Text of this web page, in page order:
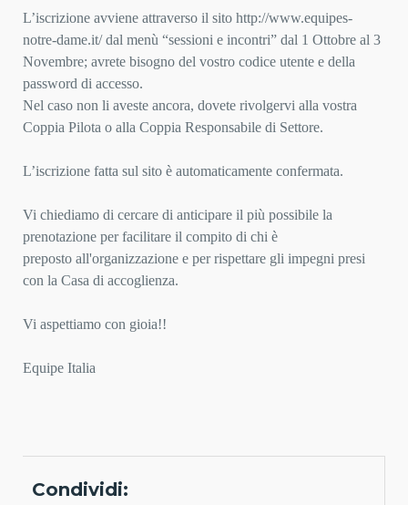
Condividi:
L’iscrizione avviene attraverso il sito http://www.equipes-
notre-dame.it/ dal menù “sessioni e incontri” dal 1 Ottobre al 3
Novembre; avrete bisogno del vostro codice utente e della
password di accesso.
Nel caso non li aveste ancora, dovete rivolgervi alla vostra
Coppia Pilota o alla Coppia Responsabile di Settore.
L’iscrizione fatta sul sito è automaticamente confermata.
Vi chiediamo di cercare di anticipare il più possibile la
prenotazione per facilitare il compito di chi è
preposto all'organizzazione e per rispettare gli impegni presi
con la Casa di accoglienza.
Vi aspettiamo con gioia!!
Equipe Italia